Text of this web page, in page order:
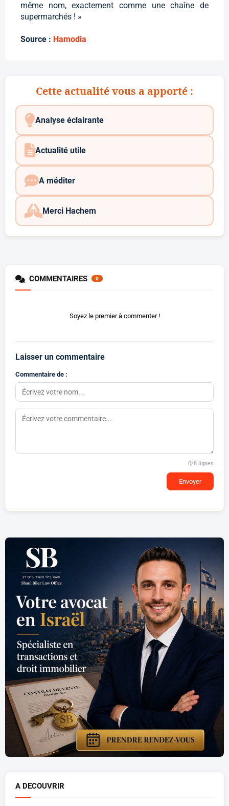
même nom, exactement comme une chaîne de
supermarchés ! »
Source : Hamodia
Cette actualité vous a apporté :
Analyse éclairante
Actualité utile
A méditer
Merci Hachem
COMMENTAIRES 0
Soyez le premier à commenter !
Laisser un commentaire
Commentaire de :
0/8 lignes
Envoyer
A DECOUVRIR